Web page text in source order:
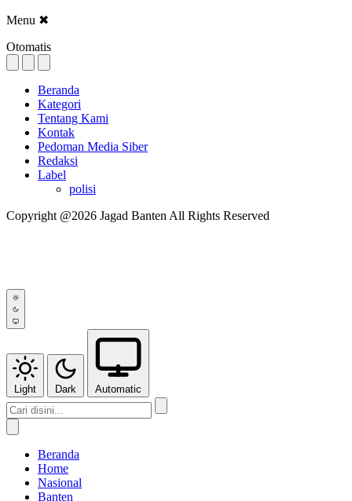
Menu ✖
Otomatis
Beranda
Kategori
Tentang Kami
Kontak
Pedoman Media Siber
Redaksi
Label
polisi
Copyright @2026 Jagad Banten All Rights Reserved
Light Dark Automatic
Beranda
Home
Nasional
Banten